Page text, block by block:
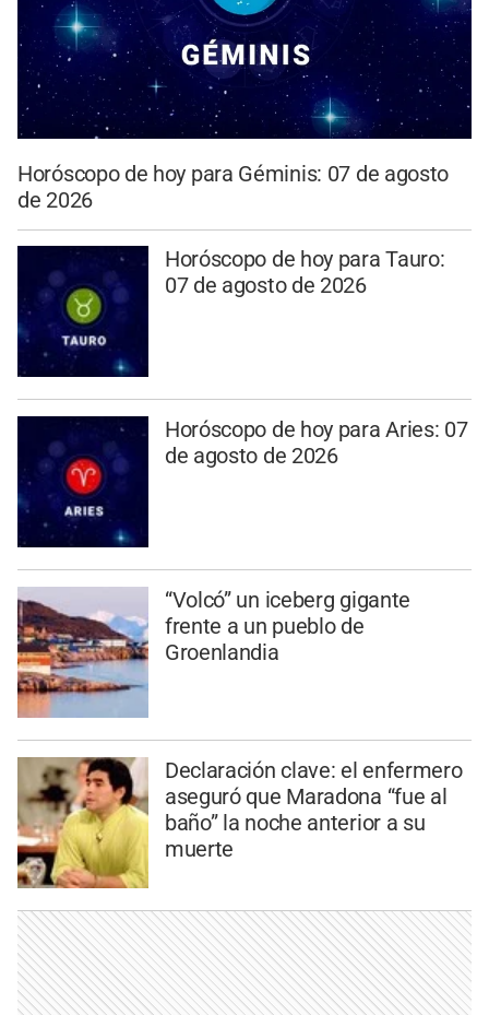
Horóscopo de hoy para Géminis: 07 de agosto
de 2026
Horóscopo de hoy para Tauro:
07 de agosto de 2026
Horóscopo de hoy para Aries: 07
de agosto de 2026
“Volcó” un iceberg gigante
frente a un pueblo de
Groenlandia
Declaración clave: el enfermero
aseguró que Maradona “fue al
baño” la noche anterior a su
muerte